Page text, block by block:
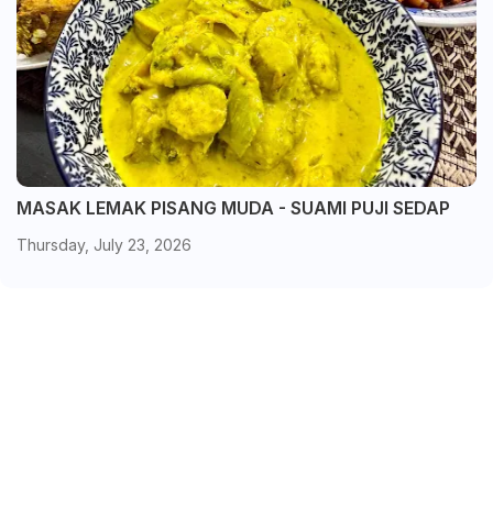
MASAK LEMAK PISANG MUDA - SUAMI PUJI SEDAP
Thursday, July 23, 2026